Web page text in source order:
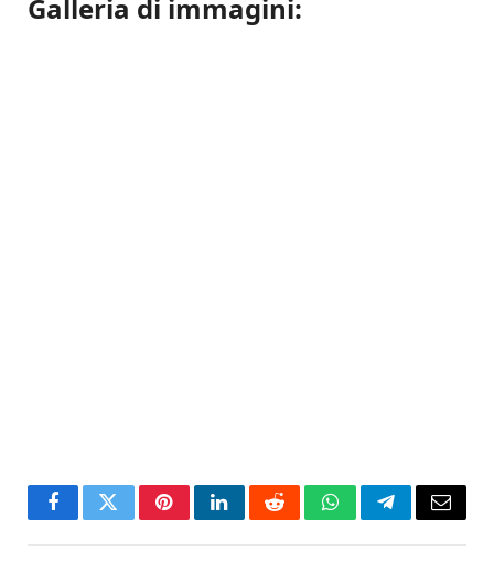
Galleria di immagini:
FacebookTwitterPinterestLinkedInRedditWhatsAppTelegramEmail